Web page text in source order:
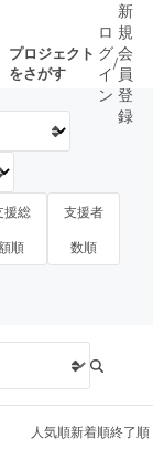
プロジェクト
をさがす
いプ もうすぐ公開
されます
ゲーム・サ
ロ
グ
イ
ン
/
新
規
会
員
登
録
援総
順
支援者
数順
人気順新着順終了順